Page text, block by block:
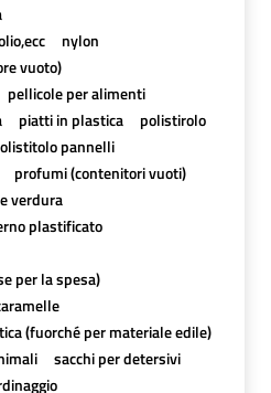
nylon
vuoto)
pellicole per alimenti
piatti in plastica
polistirolo
pannelli
profumi (contenitori vuoti)
verdura
plastificato
per la spesa)
(fuorché per materiale edile)
sacchi per detersivi